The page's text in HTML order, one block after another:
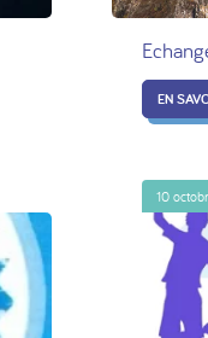
EN
10